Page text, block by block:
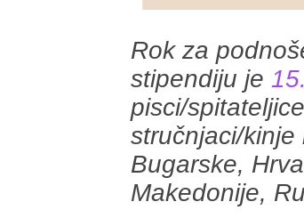
Rok za
stipendiju je
pisci/
stručnjaci/kinje
Bugarske,
Makedonije,